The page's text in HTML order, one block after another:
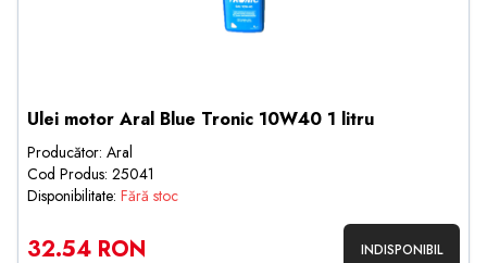
Ulei motor Aral Blue Tronic 10W40 1 litru
Producător: Aral
Cod Produs: 25041
Disponibilitate: Fără stoc
32.54 RON INDISPONIBIL